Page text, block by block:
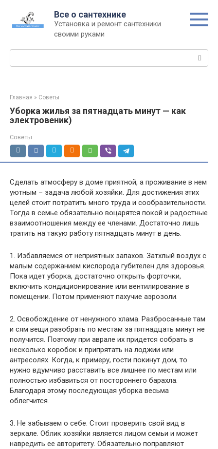
контенту
Все о сантехнике
Установка и ремонт сантехники
своими руками
Главная » Советы
Уборка жилья за пятнадцать минут — как
электровеник)
Советы
Сделать атмосферу в доме приятной, а проживание в нем
уютным – задача любой хозяйки. Для достижения этих
целей стоит потратить много труда и сообразительности.
Тогда в семье обязательно воцарятся покой и радостные
взаимоотношения между ее членами. Достаточно лишь
тратить на такую работу пятнадцать минут в день.
1. Избавляемся от неприятных запахов. Затхлый воздух с
малым содержанием кислорода губителен для здоровья.
Пока идет уборка, достаточно открыть форточки,
включить кондиционирование или вентилирование в
помещении. Потом применяют пахучие аэрозоли.
2. Освобождение от ненужного хлама. Разбросанные там
и сям вещи разобрать по местам за пятнадцать минут не
получится. Поэтому при аврале их придется собрать в
несколько коробок и припрятать на лоджии или
антресолях. Когда, к примеру, гости покинут дом, то
нужно вдумчиво расставить все лишнее по местам или
полностью избавиться от постороннего барахла.
Благодаря этому последующая уборка весьма
облегчится.
3. Не забываем о себе. Стоит проверить свой вид в
зеркале. Облик хозяйки является лицом семьи и может
навредить ее авторитету. Обязательно поправляют